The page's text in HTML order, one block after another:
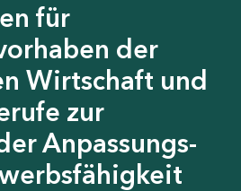
für
der
Wirtschaft und
zur
Anpassungs-